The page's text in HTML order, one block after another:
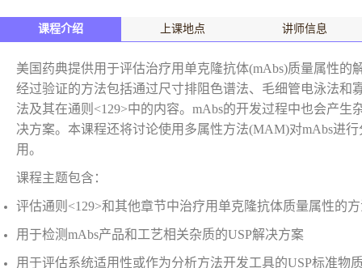
课程介绍 上课地点 讲师信息
美国药典提供用于评估治疗用单克隆抗体(mAbs)质量属性
经过验证的方法包括通过尺寸排阻色谱法、毛细管电泳法和
法及其在通则<129>中的内容。mAbs的开发过程中也会产
决方案。本课程还将讨论使用多属性方法(MAM)对mAbs进
用。
课程主题包含：
评估通则<129>和其他章节中治疗用单克隆抗体质量属性的
用于检测mAbs产品和工艺相关杂质的USP解决方案
用于评估系统适用性或作为分析方法开发工具的USP标准物